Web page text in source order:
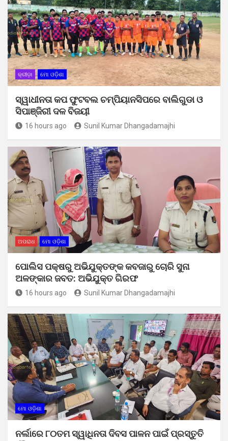
କ୍ରୀଡ଼ା ମୋ ଓଡ଼ିଶା
ସ୍ୱାଧୀନତା କପ ଫୁଟବଲ ଚମ୍ପିୟାନସିପରେ ବାଲିଗୁଡା ଓ
ସିପାଞ୍ଜିରୀ ଦଳ ବିଜୟୀ
16 hours ago Sunil Kumar Dhangadamajhi
ଅପରାଧ ମୋ ଓଡ଼ିଶା
ପୋଲିସ ପକ୍ଷରୁ ଅଭିଯୁକ୍ତଙ୍କ କବଜାରୁ ଚୋରି ସୁନା
ଅଳଙ୍କାର ଜବତ: ଅଭିଯୁକ୍ତ ଗିରଫ
16 hours ago Sunil Kumar Dhangadamajhi
ମୋ ଓଡ଼ିଶା
ନର୍ଲାରେ ୮୦ତମ ସ୍ୱାଧିନତା ଦିବସ ପାଳନ ପାଇଁ ପ୍ରସ୍ତୁତି